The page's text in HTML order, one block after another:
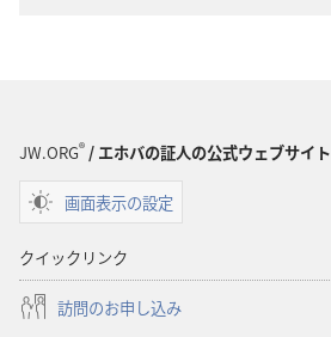
JW.ORG®/ エホバの証人の公式ウェブサイト
画面表示の設定
クイックリンク
訪問のお申し込み